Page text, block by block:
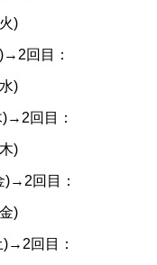
)
回目：
)
回目：
)
)→2回目：
)
)→2回目：